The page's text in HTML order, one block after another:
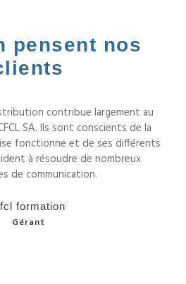
pensent nos
contribue largement au
SA. Ils sont conscients de la
fonctionne et de ses différents
à résoudre de nombreux
de communication.
formation
Gérant